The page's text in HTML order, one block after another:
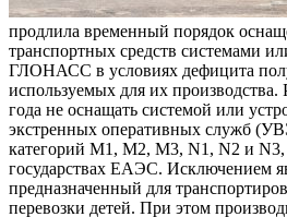
продлила временный порядок
транспортных средств системами
ГЛОНАСС в условиях дефицита
используемых для их производства.
года не оснащать системой или
экстренных оперативных служб
категорий M1, M2, M3, N1, N2 и
государствах ЕАЭС. Исключением
предназначенный для
перевозки детей. При этом